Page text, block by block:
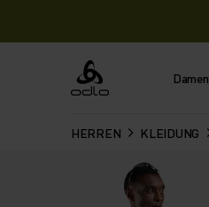
Odlo Damen
HERREN KLEIDUNG